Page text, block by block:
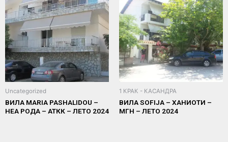
Uncategorized
ВИЛА MARIA PASHALIDOU –
НЕА РОДА – АТКК – ЛЕТО 2024
1 КРАК - КАСАНДРА
ВИЛА SOFIJA – ХАНИОТИ –
МГН – ЛЕТО 2024